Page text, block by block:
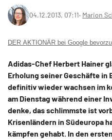
04.12.2013, 07:11‧ Marion
DER AKTIONÄR bei Google
Adidas-Chef Herbert Hainer
Erholung seiner Geschäfte in
definitiv wieder wachsen im
am Dienstag während einer
denke, das schlimmste ist
Krisenländern in Südeuropa
kämpfen gehabt. In den